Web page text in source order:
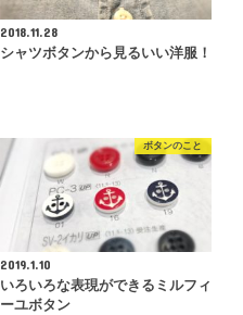
2018.11.28
シャツボタンから見るいい洋服！
ボタンのこと
2019.1.10
いろいろな表現ができるミルフィ
ーユボタン